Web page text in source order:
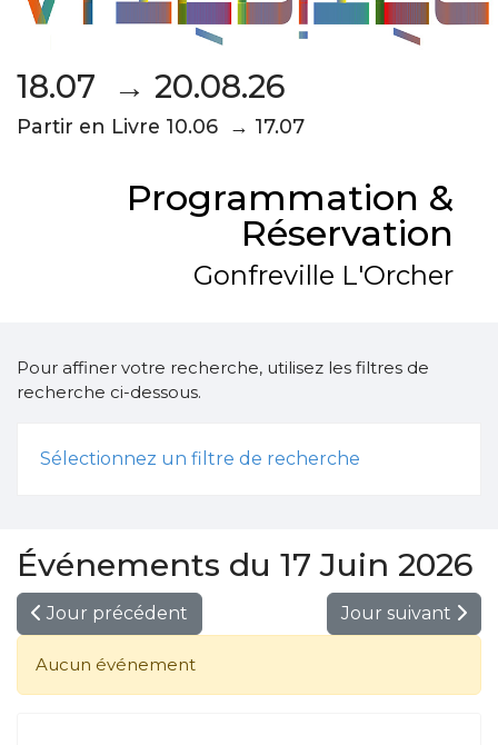
18.07 → 20.08.26
Partir en Livre 10.06 → 17.07
Programmation &
Réservation
Gonfreville L'Orcher
Pour affiner votre recherche, utilisez les filtres de
recherche ci-dessous.
Sélectionnez un filtre de recherche
Événements du 17 Juin 2026
Jour précédent Jour suivant
Aucun événement